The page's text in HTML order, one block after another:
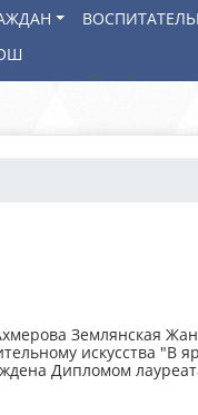
Землянская
искусства "В
Дипломом